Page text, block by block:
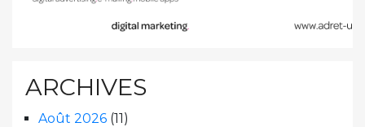
ARCHIVES
Août 2026 (11)